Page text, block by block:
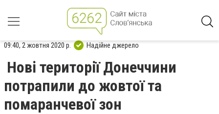
09:40, 2 жовтня 2020 р. Надійне джерело
Нові території Донеччини
потрапили до жовтої та
помаранчевої зон